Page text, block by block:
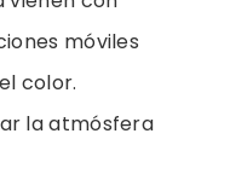
móviles
color.
la atmósfera